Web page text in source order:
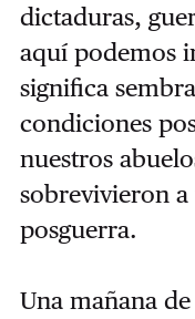
dictaduras,
aquí podemos
significa
condiciones
nuestros
sobrevivieron
posguerra.
Una mañana